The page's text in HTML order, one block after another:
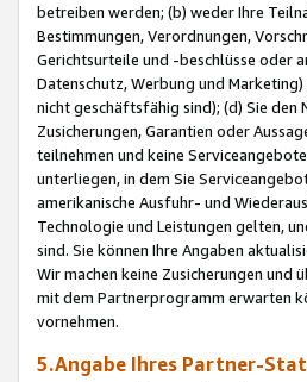
betreiben werden; (b) weder Ihre
Bestimmungen, Verordnungen,
Gerichtsurteile und -beschlüsse oder
Datenschutz, Werbung und
nicht geschäftsfähig sind); (d) Sie
Zusicherungen, Garantien oder
teilnehmen und keine
unterliegen, in dem Sie
amerikanische Ausfuhr- und
Technologie und Leistungen gelten,
sind. Sie können Ihre Angaben
Wir machen keine Zusicherungen und
mit dem Partnerprogramm erwarten
vornehmen.
5.Angabe Ihres Partner-